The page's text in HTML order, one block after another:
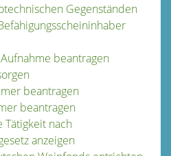
Gegenständen
beantragen
beantragen
beantragen
nach
anzeigen